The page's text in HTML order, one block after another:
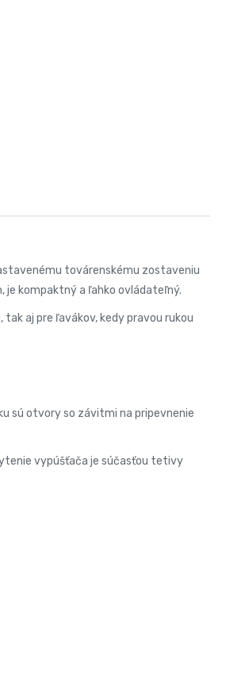
továrenskému zostaveniu
je kompaktný a ľahko ovládateľný.
aj pre ľavákov, kedy pravou rukou
sú otvory so závitmi na pripevnenie
vypúšťača je súčasťou tetivy